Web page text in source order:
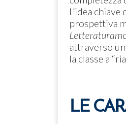
L’idea
prospettiva
attraverso
la classe a
LE